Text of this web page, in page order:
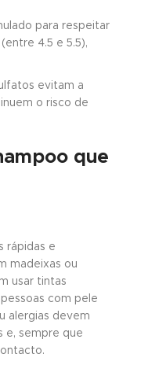
para respeitar
4.5 e 5.5),
evitam a
o risco de
que
rápidas e
madeixas ou
usar tintas
com pele
alergias devem
e, sempre que